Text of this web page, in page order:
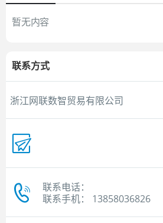
暂无内容
联系方式
浙江网联数智贸易有限公司
联系电话：
联系手机： 13858036826